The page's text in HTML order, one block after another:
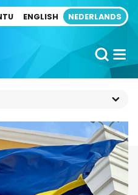
ENGLISH NEDERLANDS